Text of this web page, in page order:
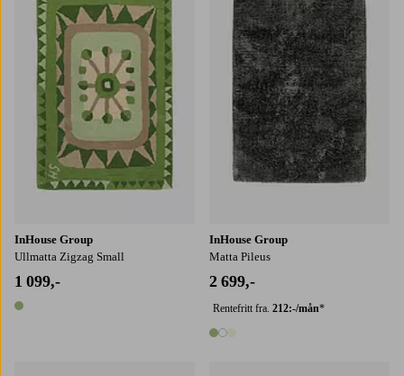
InHouse Group
Ullmatta Zigzag Small
1 099,-
1 farge
InHouse Group
Matta Pileus
2 699,-
Rentefritt fra. 212:-/mån*
3 farger
130X195160X230200X290